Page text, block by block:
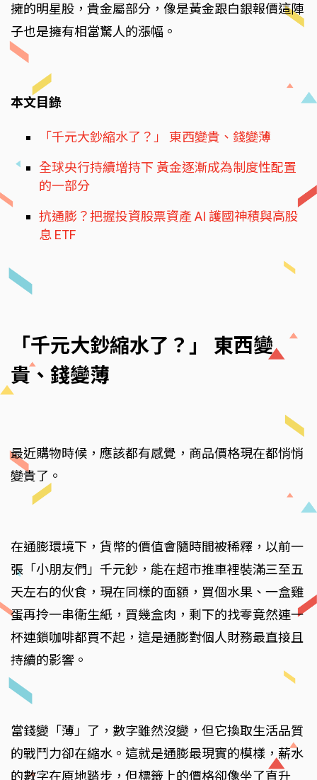
擁的明星股，貴金屬部分，像是黃金跟白銀報價這陣
子也是擁有相當驚人的漲幅。
本文目錄
「千元大鈔縮水了？」 東西變貴、錢變薄
全球央行持續增持下 黃金逐漸成為制度性配置
的一部分
抗通膨？把握投資股票資產 AI 護國神積與高股
息 ETF
「千元大鈔縮水了？」 東西變
貴、錢變薄
最近購物時候，應該都有感覺，商品價格現在都悄悄
變貴了。
在通膨環境下，貨幣的價值會隨時間被稀釋，以前一
張「小朋友們」千元鈔，能在超市推車裡裝滿三至五
天左右的伙食，現在同樣的面額，買個水果、一盒雞
蛋再拎一串衛生紙，買幾盒肉，剩下的找零竟然連一
杯連鎖咖啡都買不起，這是通膨對個人財務最直接且
持續的影響。
當錢變「薄」了，數字雖然沒變，但它換取生活品質
的戰鬥力卻在縮水。這就是通膨最現實的模樣，薪水
的數字在原地踏步，但標籤上的價格卻像坐了直升